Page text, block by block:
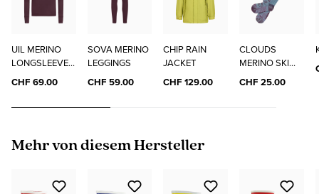
UIL MERINO
LONGSLEEVE
"ELO"
CHF 69.00
SOVA MERINO
LEGGINGS
CHF 59.00
CHIP RAIN
JACKET
CHF 129.00
CLOUDS
MERINO SKI
SOCKS
CHF 25.00
Produktgalerie überspringen
Mehr von diesem Hersteller